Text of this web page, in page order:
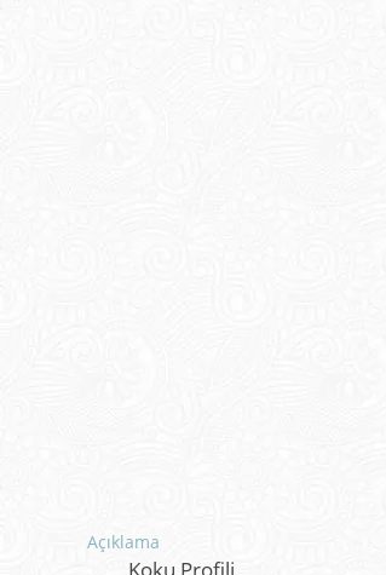
Açıklama
Koku Profili